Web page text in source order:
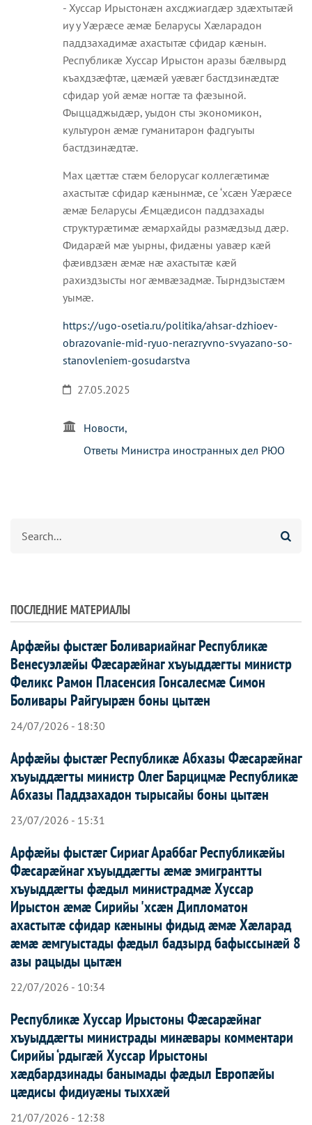
- Хуссар Ирыстонæн ахсджиагдæр здæхтытæй
иу у Уæрæсе æмæ Беларусы Хæларадон
паддзахадимæ ахастытæ сфидар кæнын.
Республикæ Хуссар Ирыстон аразы бæлвырд
къахдзæфтæ, цæмæй уæвæг бастдзинæдтæ
сфидар уой æмæ ногтæ та фæзыной.
Фыццаджыдæр, уыдон сты экономикон,
культурон æмæ гуманитарон фадгуыты
бастдзинæдтæ.
Мах цæттæ стæм белорусаг коллегæтимæ
ахастытæ сфидар кæнынмæ, се ‘хсæн Уæрæсе
æмæ Беларусы Æмцæдисон паддзахады
структурæтимæ æмархайды размæдзыд дæр.
Фидарæй мæ уырны, фидæны уавæр кæй
фæивдзæн æмæ нæ ахастытæ кæй
рахиздзысты ног æмвæзадмæ. Тырндзыстæм
уымæ.
https://ugo-osetia.ru/politika/ahsar-dzhioev-
obrazovanie-mid-ryuo-nerazryvno-svyazano-so-
stanovleniem-gosudarstva
27.05.2025
Новости
Ответы Министра иностранных дел РЮО
ПОСЛЕДНИЕ МАТЕРИАЛЫ
Арфæйы фыстæг Боливариайнаг Республикæ
Венесуэлæйы Фæсарæйнаг хъуыддæгты министр
Феликс Рамон Пласенсия Гонсалесмæ Симон
Боливары Райгуырæн боны цытæн
24/07/2026 - 18:30
Арфæйы фыстæг Республикæ Абхазы Фæсарæйнаг
хъуыддæгты министр Олег Барцицмæ Республикæ
Абхазы Паддзахадон тырысайы боны цытæн
23/07/2026 - 15:31
Арфæйы фыстæг Сириаг Араббаг Республикæйы
Фæсарæйнаг хъуыддæгты æмæ эмигрантты
хъуыддæгты фæдыл министрадмæ Хуссар
Ирыстон æмæ Сирийы 'хсæн Дипломатон
ахастытæ сфидар кæныны фидыд æмæ Хæларад
æмæ æмгуыстады фæдыл бадзырд бафыссынæй 8
азы рацыды цытæн
22/07/2026 - 10:34
Республикæ Хуссар Ирыстоны Фæсарæйнаг
хъуыддæгты министрады минæвары комментари
Сирийы ‘рдыгæй Хуссар Ирыcтоны
хæдбардзинады банымады фæдыл Европæйы
цæдисы фидиуæны тыххæй
21/07/2026 - 12:38